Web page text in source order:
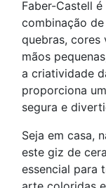
Faber-Castell
combinação
quebras, cores
mãos
a criatividade
proporciona
segura e
Seja em casa,
este giz de
essencial para